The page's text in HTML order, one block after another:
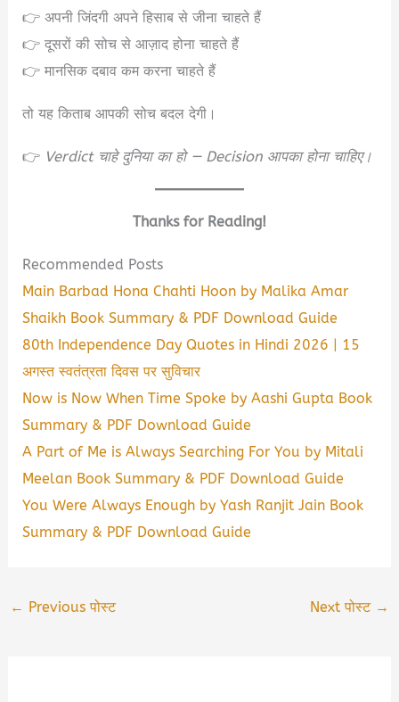
👉 अपनी जिंदगी अपने हिसाब से जीना चाहते हैं
👉 दूसरों की सोच से आज़ाद होना चाहते हैं
👉 मानसिक दबाव कम करना चाहते हैं
तो यह किताब आपकी सोच बदल देगी।
👉 Verdict चाहे दुनिया का हो — Decision आपका होना चाहिए।
Thanks for Reading!
Recommended Posts
Main Barbad Hona Chahti Hoon by Malika Amar
Shaikh Book Summary & PDF Download Guide
80th Independence Day Quotes in Hindi 2026 | 15
अगस्त स्वतंत्रता दिवस पर सुविचार
Now is Now When Time Spoke by Aashi Gupta Book
Summary & PDF Download Guide
A Part of Me is Always Searching For You by Mitali
Meelan Book Summary & PDF Download Guide
You Were Always Enough by Yash Ranjit Jain Book
Summary & PDF Download Guide
← Previous पोस्ट Next पोस्ट →